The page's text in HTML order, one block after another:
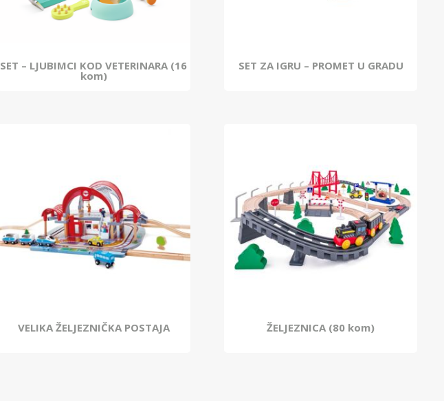
SET – LJUBIMCI KOD VETERINARA (16
kom)
SET ZA IGRU – PROMET U GRADU
VELIKA ŽELJEZNIČKA POSTAJA ŽELJEZNICA (80 kom)